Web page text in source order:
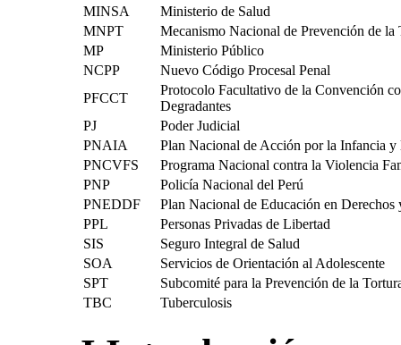
MINSA
Ministerio de Salud
MNPT
Mecanismo Nacional de Prevención de la
MP
Ministerio Público
NCPP
Nuevo Código Procesal Penal
PFCCT
Protocolo Facultativo de la Convención
Degradantes
PJ
Poder Judicial
PNAIA
Plan Nacional de Acción por la Infancia y
PNCVFS
Programa Nacional contra la Violencia
PNP
Policía Nacional del Perú
PNEDDF
Plan Nacional de Educación en Derechos
PPL
Personas Privadas de Libertad
SIS
Seguro Integral de Salud
SOA
Servicios de Orientación al Adolescente
SPT
Subcomité para la Prevención de la
TBC
Tuberculosis